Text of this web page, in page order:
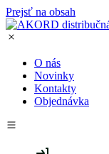
Prejsť na obsah
O nás
Novinky
Kontakty
Objednávka